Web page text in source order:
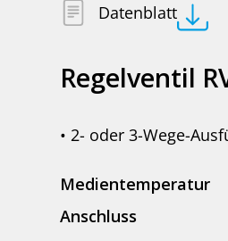
Datenblatt
Regelventil
• 2- oder 3-Wege-
Medientemperatur
Anschluss